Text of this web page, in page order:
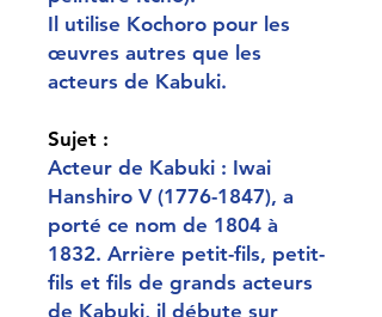
Il utilise Kochoro pour les
œuvres autres que les
acteurs de Kabuki.
Sujet :
Acteur de Kabuki : Iwai
Hanshiro V (1776-1847), a
porté ce nom de 1804 à
1832. Arrière petit-fils, petit-
fils et fils de grands acteurs
de Kabuki, il débute sur